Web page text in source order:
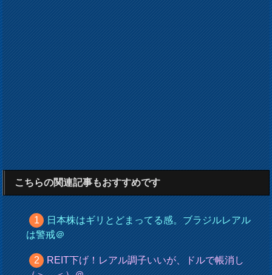
こちらの関連記事もおすすめです
日本株はギリとどまってる感。ブラジルレアル
は警戒＠
REIT下げ！レアル調子いいが、ドルで帳消し